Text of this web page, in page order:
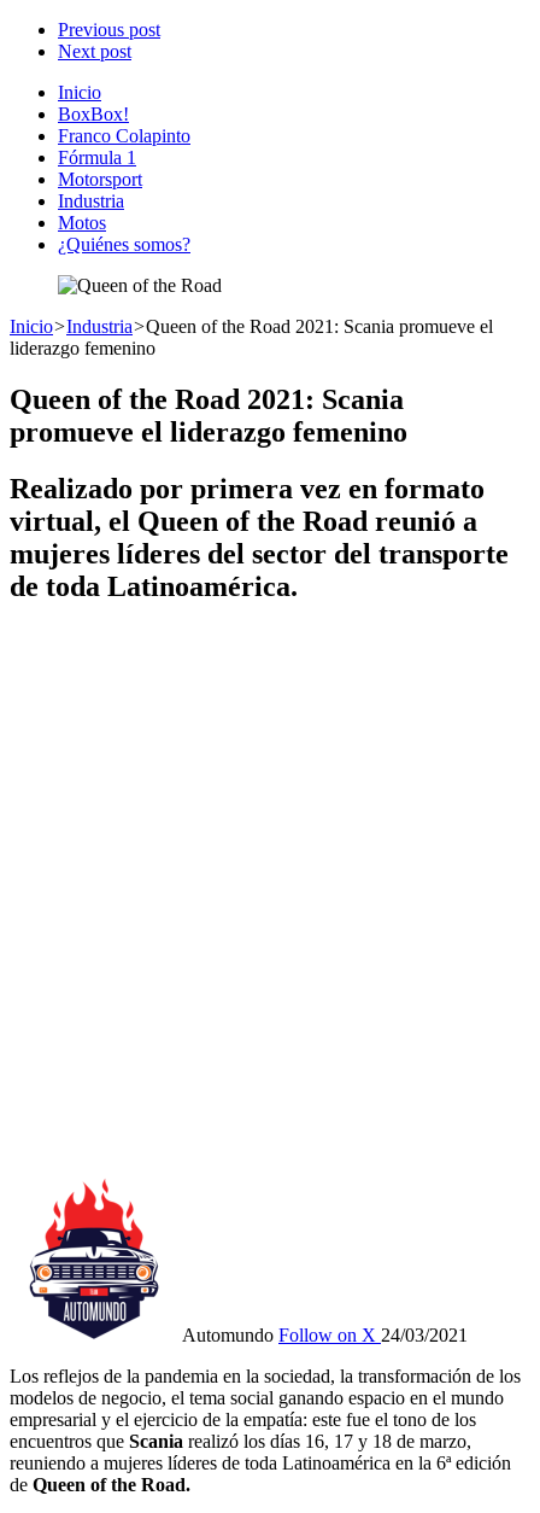
Previous post
Next post
Inicio
BoxBox!
Franco Colapinto
Fórmula 1
Motorsport
Industria
Motos
¿Quiénes somos?
Inicio>Industria>Queen of the Road 2021: Scania promueve el
liderazgo femenino
Queen of the Road 2021: Scania
promueve el liderazgo femenino
Realizado por primera vez en formato
virtual, el Queen of the Road reunió a
mujeres líderes del sector del transporte
de toda Latinoamérica.
Automundo Follow on X 24/03/2021
Los reflejos de la pandemia en la sociedad, la transformación de los
modelos de negocio, el tema social ganando espacio en el mundo
empresarial y el ejercicio de la empatía: este fue el tono de los
encuentros que Scania realizó los días 16, 17 y 18 de marzo,
reuniendo a mujeres líderes de toda Latinoamérica en la 6ª edición
de Queen of the Road.